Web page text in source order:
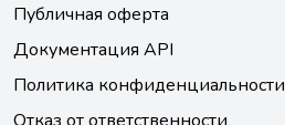
Публичная оферта
Документация API
Политика конфиденциальности